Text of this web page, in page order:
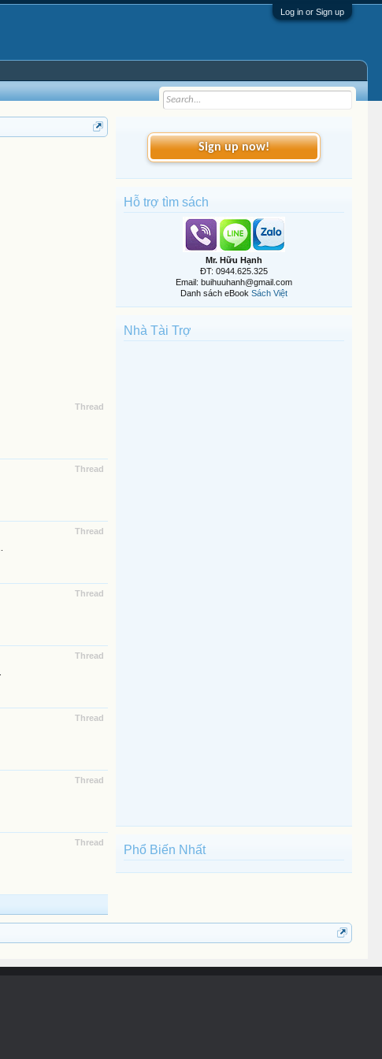
Log in or Sign up
Thread
Thread
Thread
Thread
Thread
Thread
Thread
Thread
Sign up now!
Hỗ trợ tìm sách
Mr. Hữu Hạnh
ĐT: 0944.625.325
Email: buihuuhanh@gmail.com
Danh sách eBook Sách Việt
Nhà Tài Trợ
Phổ Biến Nhất